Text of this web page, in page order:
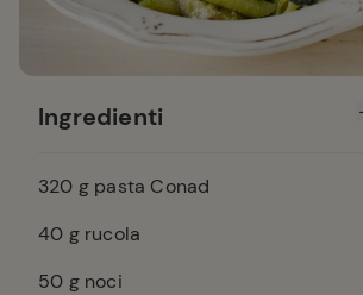
Ingredienti
320 g pasta Conad
40 g rucola
50 g noci